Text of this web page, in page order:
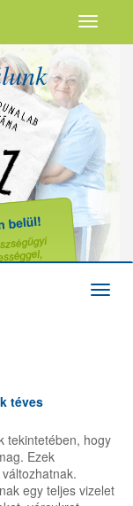
téves
tekintetében, hogy
Ezek
egy teljes vizelet